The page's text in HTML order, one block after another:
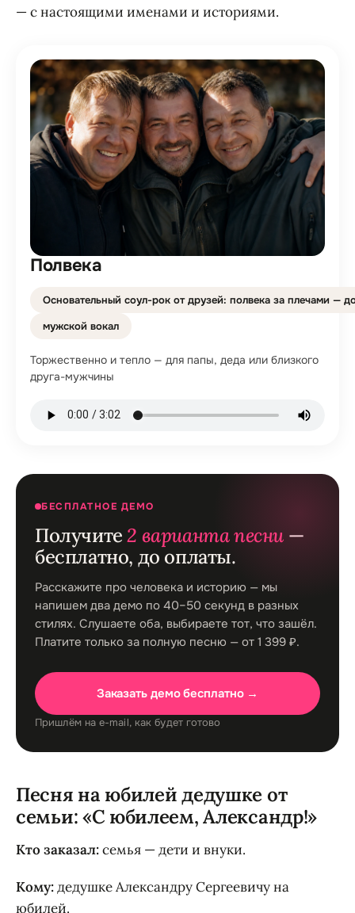
— с настоящими именами и историями.
Полвека
Основательный соул-рок от друзей: полвека за плечами —
мужской вокал
Торжественно и тепло — для папы, деда или близкого
друга-мужчины
БЕСПЛАТНОЕ ДЕМО
Получите2 варианта песни —
бесплатно, до оплаты.
Расскажите про человека и историю — мы
напишем два демо по 40–50 секунд в разных
стилях. Слушаете оба, выбираете тот, что зашёл.
Платите только за полную песню — от 1 399 ₽.
Заказать демо бесплатно →
Пришлём на e-mail, как будет готово
Песня на юбилей дедушке от
семьи: «С юбилеем, Александр!»
Кто заказал:семья — дети и внуки.
Кому:дедушке Александру Сергеевичу на
юбилей.